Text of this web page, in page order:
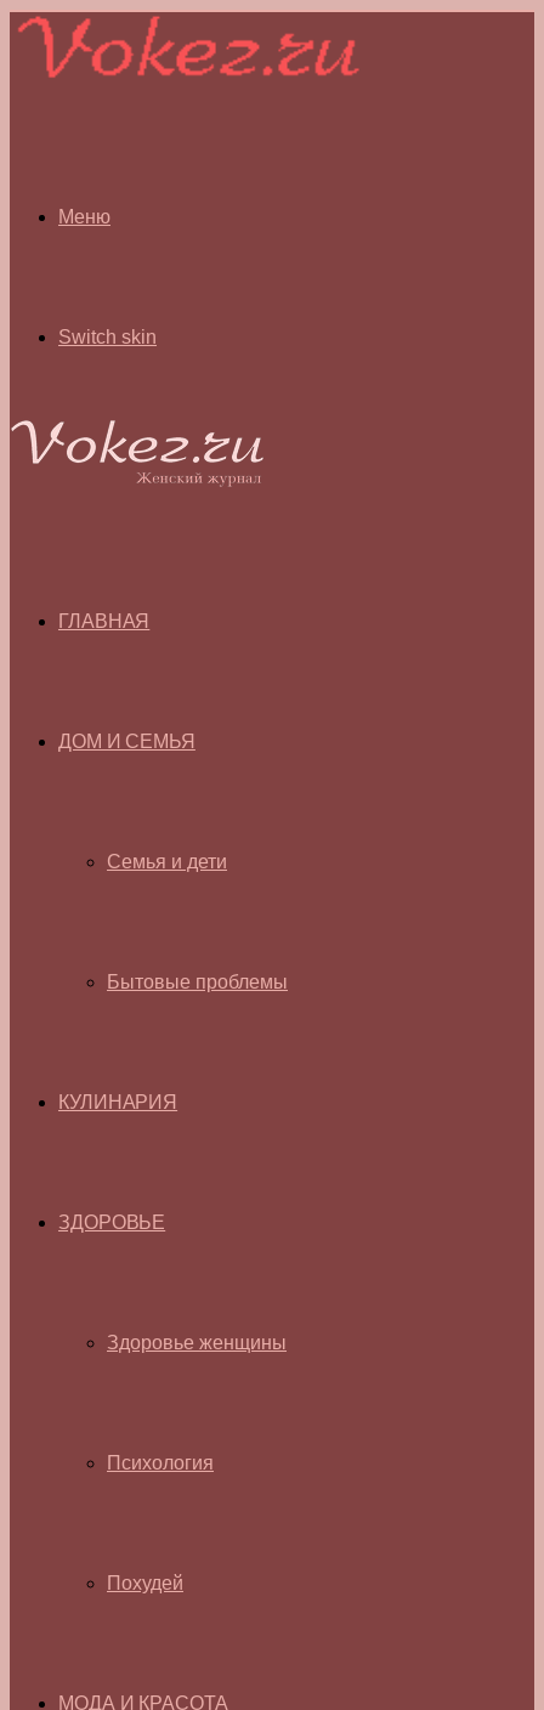
Меню
Switch skin
ГЛАВНАЯ
ДОМ И СЕМЬЯ
Семья и дети
Бытовые проблемы
КУЛИНАРИЯ
ЗДОРОВЬЕ
Здоровье женщины
Психология
Похудей
МОДА И КРАСОТА